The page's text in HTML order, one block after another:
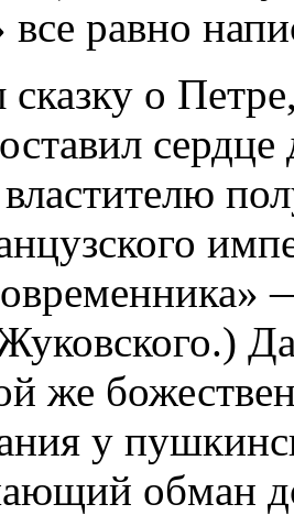
равно
сказку о
же
у
обман